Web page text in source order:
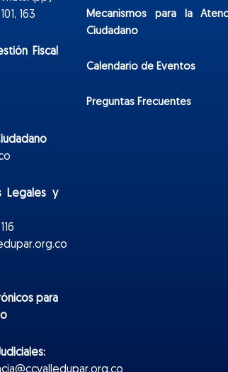
163
Fiscal
Legales y
ónicospara
Mecanismos para la
Ciudadano
Calendario de Eventos
Preguntas Frecuentes